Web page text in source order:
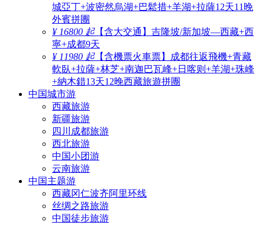
城亞丁+波密然烏湖+巴鬆措+羊湖+拉薩12天11晚
外賓拼團
¥ 16800 起【含大交通】吉隆坡/新加坡—西藏+西
寧+成都9天
¥ 11980 起【含機票火車票】成都往返飛機+青藏
軟臥+拉薩+林芝+南迦巴瓦峰+日喀则+羊湖+珠峰
+納木錯13天12晚西藏旅遊拼團
中国城市游
西藏旅游
新疆旅游
四川成都旅游
西北旅游
中国小团游
云南旅游
中国主题游
西藏冈仁波齐阿里环线
丝绸之路旅游
中国徒步旅游